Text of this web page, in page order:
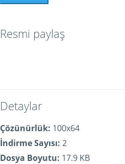
Resmi paylaş
Detaylar
Çözünürlük: 100x64
İndirme Sayısı: 2
Dosya Boyutu: 17.9 KB